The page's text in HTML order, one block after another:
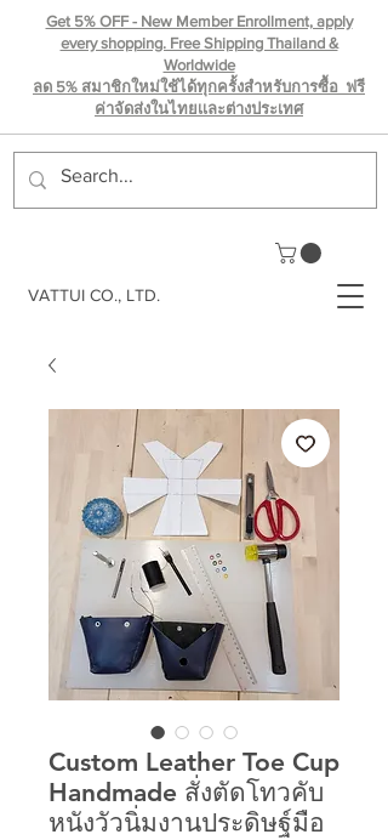
VATTUI CO., LTD.
Get 5% OFF - New Member Enrollment, apply
every shopping. Free Shipping Thailand &
Worldwide
ลด 5% สมาชิกใหม่ใช้ได้ทุกครั้งสำหรับการซื้อ ฟรี
ค่าจัดส่งในไทยเเละต่างประเทศ
Custom Leather Toe Cup
Handmade สั่งตัดโทวคับ
หนังวัวนิ่มงานประดิษฐ์มือ